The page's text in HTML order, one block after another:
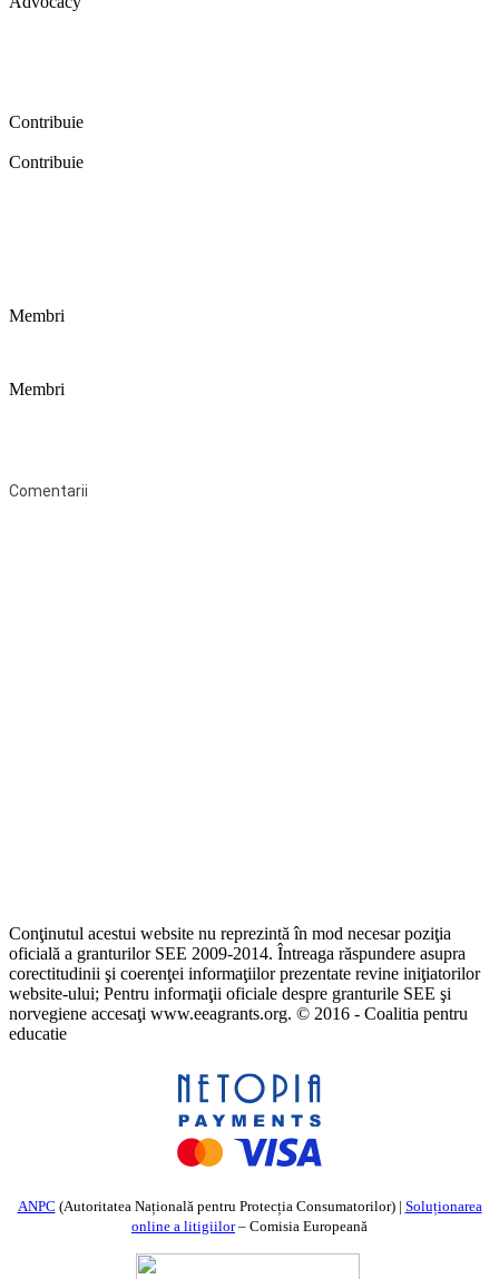
Contribuie
Contribuie
Membri
Membri
Comentarii
Conţinutul acestui website nu reprezintă în mod necesar poziţia
oficială a granturilor SEE 2009-2014. Întreaga răspundere asupra
corectitudinii şi coerenţei informaţiilor prezentate revine iniţiatorilor
website-ului; Pentru informaţii oficiale despre granturile SEE şi
norvegiene accesaţi www.eeagrants.org. © 2016 - Coalitia pentru
educatie
ANPC (Autoritatea Națională pentru Protecția Consumatorilor) | Soluționarea
online a litigiilor– Comisia Europeană